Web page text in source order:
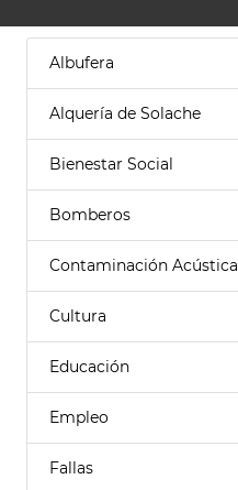
Albufera
Alquería de Solache
Bienestar Social
Bomberos
Contaminación Acústica
Cultura
Educación
Empleo
Fallas